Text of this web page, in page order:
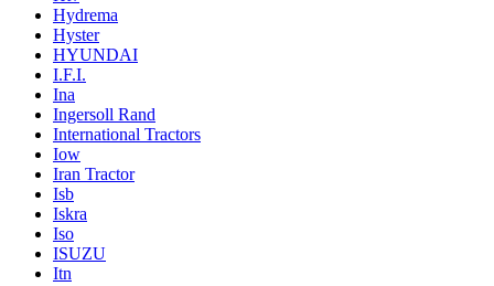
Hydrema
Hyster
HYUNDAI
I.F.I.
Ina
Ingersoll Rand
International Tractors
Iow
Iran Tractor
Isb
Iskra
Iso
ISUZU
Itn